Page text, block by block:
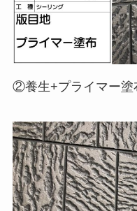
②養生+プライマー塗